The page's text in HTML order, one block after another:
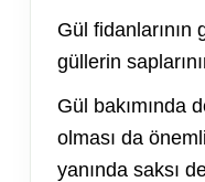
Gül
güllerin
Gül bakımında
olması da
yanında saksı